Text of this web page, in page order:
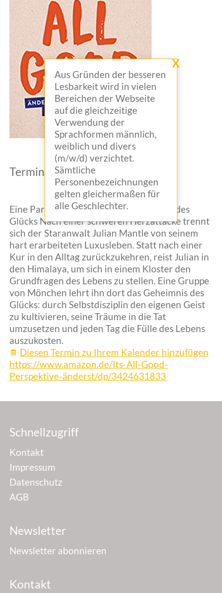
Termine
Eine Parabel vom Glück Das Geheimnis des
Glücks Nach einer schweren Herzattacke trennt
sich der Staranwalt Julian Mantle von seinem
hart erarbeiteten Luxusleben. Statt nach einer
Kur in den Alltag zurückzukehren, reist Julian in
den Himalaya, um sich in einem Kloster den
Grundfragen des Lebens zu stellen. Eine Gruppe
von Mönchen lehrt ihn dort das Geheimnis des
Glücks: durch Selbstdisziplin den eigenen Geist
zu kultivieren, seine Träume in die Tat
umzusetzen und jeden Tag die Fülle des Lebens
auszukosten.
Diesen Termin zu Ihrem Kalender hinzufügen
https://www.amazon.de/Its-All-Good-
Perspektive-änderst/dp/3424631833
X
Aus Gründen der besseren
Lesbarkeit wird in vielen
Bereichen der Webseite
auf die gleichzeitige
Verwendung der
Sprachformen männlich,
weiblich und divers
(m/w/d) verzichtet.
Sämtliche
Personenbezeichnungen
gelten gleichermaßen für
alle Geschlechter.
Schnellzugriff
Kontakt
Impressum
Datenschutz
AGB
Newsletter
Newsletter abonnieren
Kontakt